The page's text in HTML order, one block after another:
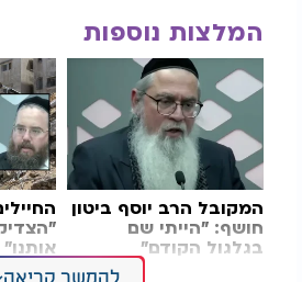
המלצות נוספות
המקובל הרב יוסף ביטון
חושף: "הייתי שם
בגלגול הקודם"
אותנו"